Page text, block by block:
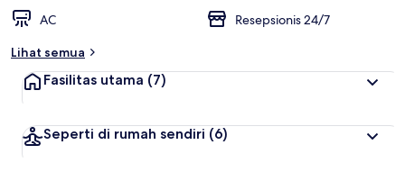
AC
Resepsionis 24/7
Lihat semua
Fasilitas utama (7)
Seperti di rumah sendiri (6)